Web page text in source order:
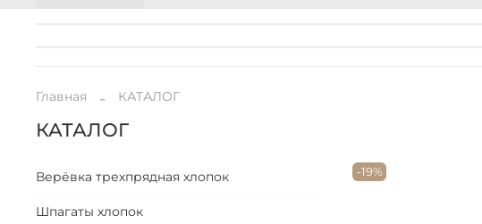
Главная
КАТАЛОГ
КАТАЛОГ
-19%
Верёвка трехпрядная хлопок
Шпагаты хлопок